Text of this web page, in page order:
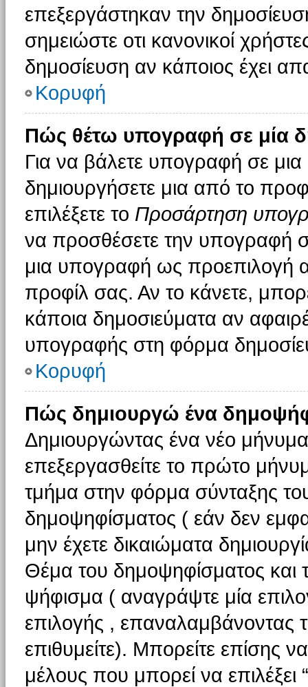
επεξεργάστηκαν την
σημειώστε οτι κανονικοί
δημοσίευση αν κάποιος έχει
Κορυφή
Πώς θέτω υπογραφή σε μία
Για να βάλετε υπογραφή σε
δημιουργήσετε μια από το
επιλέξετε το Προσάρτηση
να προσθέσετε την υπογραφή
μια υπογραφή ως προεπιλογή
προφίλ σας. Αν το κάνετε,
κάποια δημοσιεύματα αν
υπογραφής στη φόρμα
Κορυφή
Πώς δημιουργώ ένα
Δημιουργώντας ένα νέο
επεξεργασθείτε το πρώτο
τμήμα στην φόρμα σύνταξης
δημοψηφίσματος ( εάν δεν
μην έχετε δικαιώματα
Θέμα του δημοψηφίσματος και
ψήφισμα ( αναγράψτε μία
επιλογής , επαναλαμβάνοντας
επιθυμείτε). Μπορείτε επίσης
μέλους που μπορεί να επιλέξει